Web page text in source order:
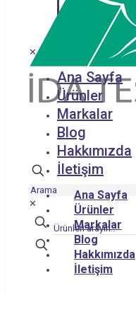
✕
✕
Ana Sayfa
Ürünler
Markalar
Blog
Hakkımızda
İletişim
Ana Sayfa
Ürünler
Markalar
Blog
Hakkımızda
İletişim